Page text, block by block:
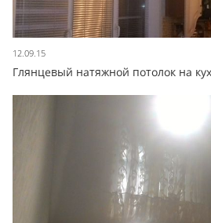
12.09.15
Глянцевый натяжной потолок на